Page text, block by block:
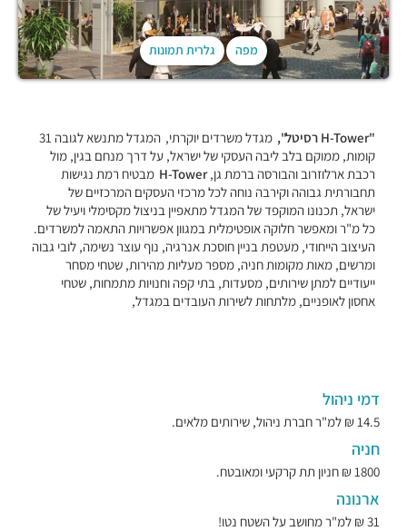
מפה גלרית תמונות
"H-Tower רסיטל", מגדל משרדים יוקרתי,
המגדל מתנשא לגובה 31
קומות, ממוקם בלב ליבה העסקי של ישראל, על דרך מנחם בגין, מול
רכבת ארלוזרוב והבורסה ברמת גן,H-Tower מבטיח רמת נגישות
תחבורתית גבוהה וקירבה נוחה לכל מרכזי העסקים המרכזיים של
ישראל, תכנונו המוקפד של המגדל מתאפיין בניצול מקסימלי ויעיל של
כל מ"ר ומאפשר חלוקה אופטימלית במגוון אפשרויות התאמה למשרדים.
העיצוב הייחודי, מעטפת בניין חוסכת אנרגיה, נוף עוצר נשימה, לובי גבוה
ומרשים, מאות מקומות חניה, מספר מעליות מהירות, שטחי מסחר
ייעודיים למתן שירותים, מסעדות, בתי קפה וחנויות מתמחות, שטחי
אחסון לאופניים, מלתחות לשירות העובדים במגדל,
דמי ניהול
14.5 ₪ למ"ר חברת ניהול, שירותים מלאים.
חניה
1800 ₪ חניון תת קרקעי ומאובטח.
ארנונה
31 ₪ למ"ר מחושב על השטח נטו!